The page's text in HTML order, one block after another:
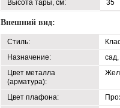
Высота тары, см:
35
Внешний вид:
Стиль:
Назначение:
Цвет металла
(арматура):
Цвет плафона: